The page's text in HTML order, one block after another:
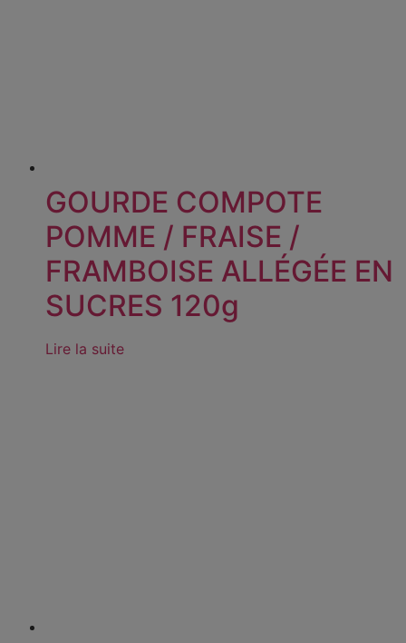
GOURDE COMPOTE
POMME / FRAISE /
FRAMBOISE ALLÉGÉE EN
SUCRES 120g
Lire la suite